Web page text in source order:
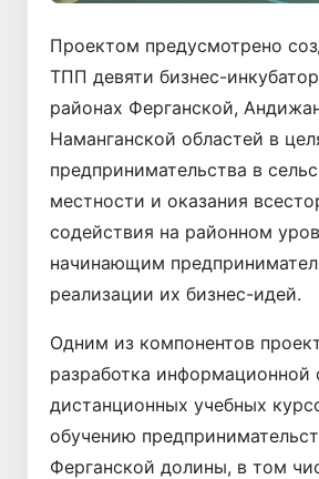
Проектом предусмотрено
ТПП девяти бизнес-
районах Ферганской,
Наманганской областей в
предпринимательства в
местности и оказания
содействия на районном
начинающим
реализации их бизнес-идей.
Одним из компонентов
разработка информационной
дистанционных учебных
обучению
Ферганской долины, в том